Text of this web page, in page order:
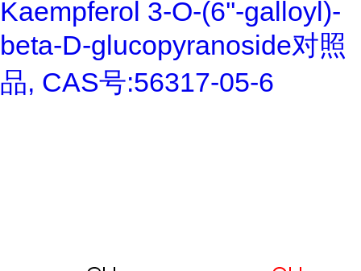
Kaempferol 3-O-(6''-galloyl)-
beta-D-glucopyranoside对照
品, CAS号:56317-05-6